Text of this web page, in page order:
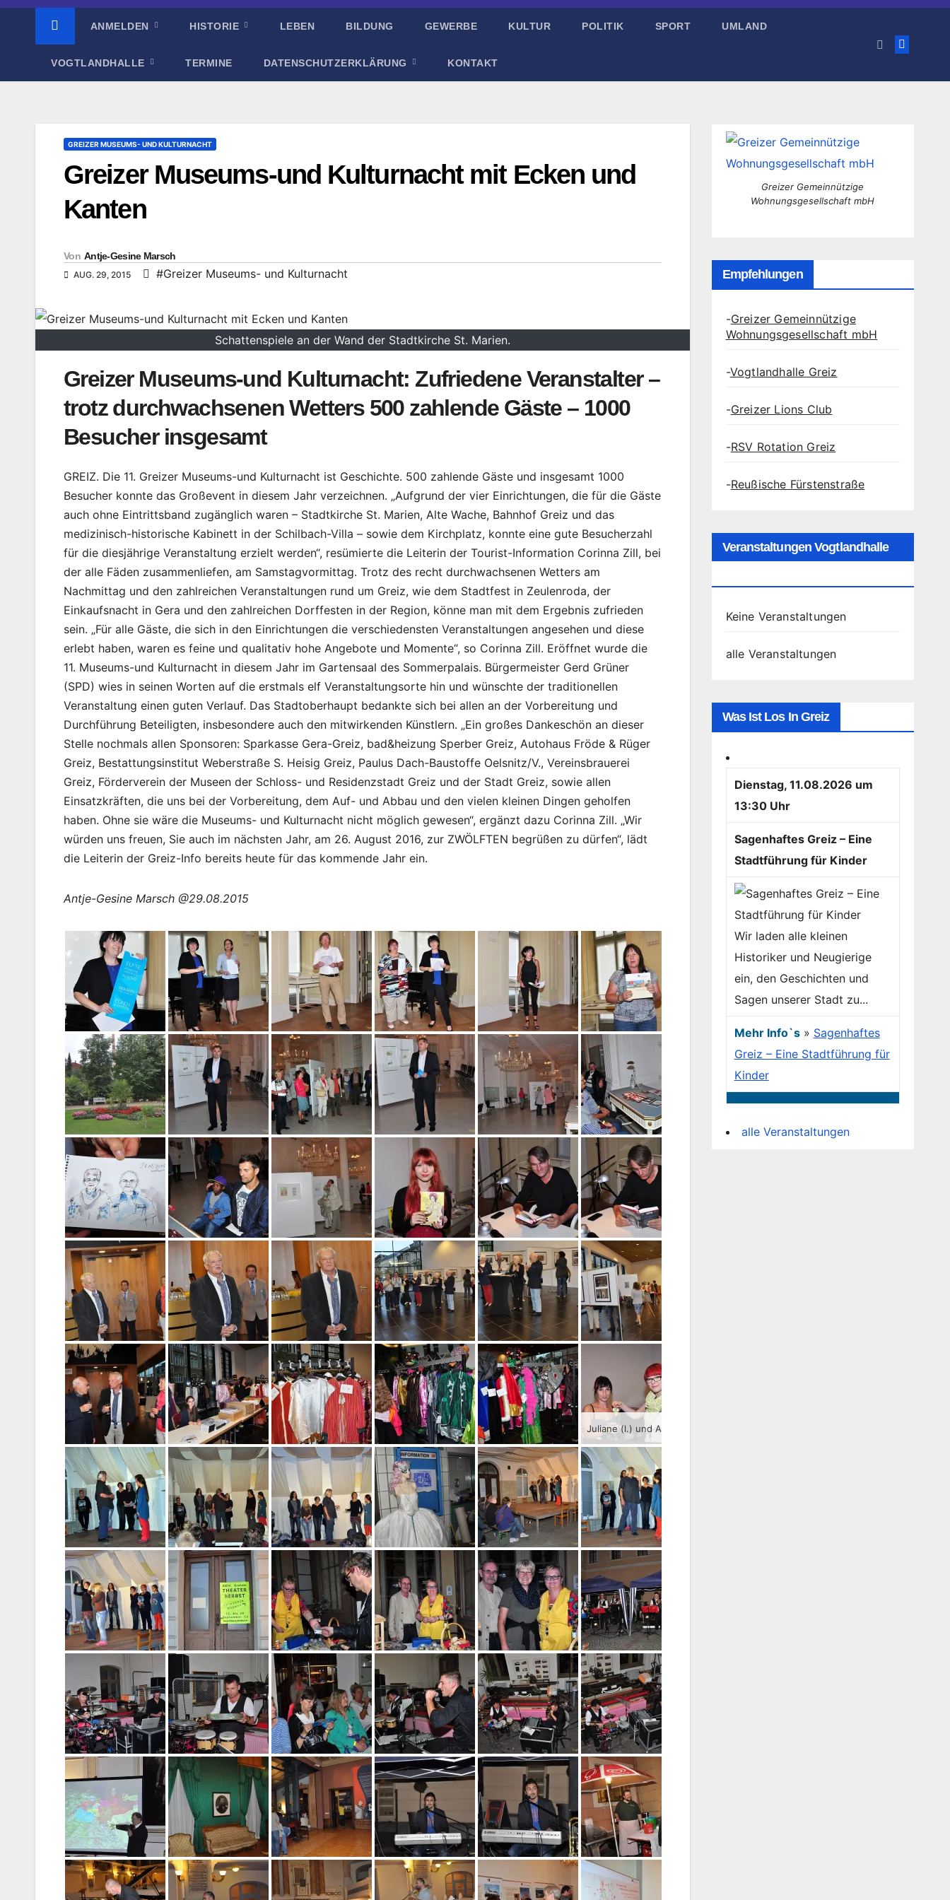
ANMELDEN HISTORIE LEBEN BILDUNG GEWERBE KULTUR POLITIK SPORT UMLAND
VOGTLANDHALLE TERMINE DATENSCHUTZERKLÄRUNG KONTAKT
GREIZER MUSEUMS- UND KULTURNACHT
Greizer Museums-und Kulturnacht mit Ecken und
Kanten
Von Antje-Gesine Marsch
AUG. 29, 2015 #Greizer Museums- und Kulturnacht
Schattenspiele an der Wand der Stadtkirche St. Marien.
Greizer Museums-und Kulturnacht: Zufriedene Veranstalter –
trotz durchwachsenen Wetters 500 zahlende Gäste – 1000
Besucher insgesamt
GREIZ. Die 11. Greizer Museums-und Kulturnacht ist Geschichte. 500 zahlende Gäste und insgesamt 1000
Besucher konnte das Großevent in diesem Jahr verzeichnen. „Aufgrund der vier Einrichtungen, die für die Gäste
auch ohne Eintrittsband zugänglich waren – Stadtkirche St. Marien, Alte Wache, Bahnhof Greiz und das
medizinisch-historische Kabinett in der Schilbach-Villa – sowie dem Kirchplatz, konnte eine gute Besucherzahl
für die diesjährige Veranstaltung erzielt werden“, resümierte die Leiterin der Tourist-Information Corinna Zill, bei
der alle Fäden zusammenliefen, am Samstagvormittag. Trotz des recht durchwachsenen Wetters am
Nachmittag und den zahlreichen Veranstaltungen rund um Greiz, wie dem Stadtfest in Zeulenroda, der
Einkaufsnacht in Gera und den zahlreichen Dorffesten in der Region, könne man mit dem Ergebnis zufrieden
sein. „Für alle Gäste, die sich in den Einrichtungen die verschiedensten Veranstaltungen angesehen und diese
erlebt haben, waren es feine und qualitativ hohe Angebote und Momente“, so Corinna Zill. Eröffnet wurde die
11. Museums-und Kulturnacht in diesem Jahr im Gartensaal des Sommerpalais. Bürgermeister Gerd Grüner
(SPD) wies in seinen Worten auf die erstmals elf Veranstaltungsorte hin und wünschte der traditionellen
Veranstaltung einen guten Verlauf. Das Stadtoberhaupt bedankte sich bei allen an der Vorbereitung und
Durchführung Beteiligten, insbesondere auch den mitwirkenden Künstlern. „Ein großes Dankeschön an dieser
Stelle nochmals allen Sponsoren: Sparkasse Gera-Greiz, bad&heizung Sperber Greiz, Autohaus Fröde & Rüger
Greiz, Bestattungsinstitut Weberstraße S. Heisig Greiz, Paulus Dach-Baustoffe Oelsnitz/V., Vereinsbrauerei
Greiz, Förderverein der Museen der Schloss- und Residenzstadt Greiz und der Stadt Greiz, sowie allen
Einsatzkräften, die uns bei der Vorbereitung, dem Auf- und Abbau und den vielen kleinen Dingen geholfen
haben. Ohne sie wäre die Museums- und Kulturnacht nicht möglich gewesen“, ergänzt dazu Corinna Zill. „Wir
würden uns freuen, Sie auch im nächsten Jahr, am 26. August 2016, zur ZWÖLFTEN begrüßen zu dürfen“, lädt
die Leiterin der Greiz-Info bereits heute für das kommende Jahr ein.
Antje-Gesine Marsch @29.08.2015
Greizer Gemeinnützige
Wohnungsgesellschaft mbH
Empfehlungen
-Greizer Gemeinnützige
Wohnungsgesellschaft mbH
-Vogtlandhalle Greiz
-Greizer Lions Club
-RSV Rotation Greiz
-Reußische Fürstenstraße
Veranstaltungen Vogtlandhalle
Keine Veranstaltungen
alle Veranstaltungen
Was Ist Los In Greiz
Dienstag, 11.08.2026 um
13:30 Uhr
Sagenhaftes Greiz – Eine
Stadtführung für Kinder
Wir laden alle kleinen
Historiker und Neugierige
ein, den Geschichten und
Sagen unserer Stadt zu...
Mehr Info`s» Sagenhaftes
Greiz – Eine Stadtführung für
Kinder
alle Veranstaltungen